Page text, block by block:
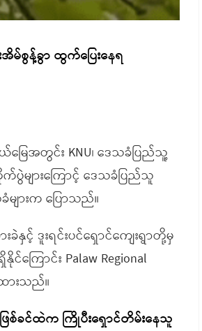
မ်စွန့်ခွာ ထွက်ပြေးနေရ
မြေအတွင်း KNU၊ ဒေသခံပြည်သူ့
များကြောင့် ဒေသခံပြည်သူ
ျားက ပြောသည်။
နှင့် ဒူးရင်းပင်ရှောင်ကျေးရွာတို့မှ
ြောင်း Palaw Regional
ထားသည်။
ခင်ထဲက ကြိုပီးရှောင်တိမ်းနေသူ